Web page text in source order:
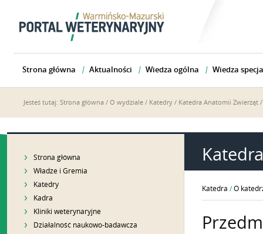
Strona główna Aktualności Wiedza ogólna Wiedza
Jesteś tutaj: Strona główna / O wydziale / Katedry / Katedra Anatomii Zwierząt
Strona główna
Władze i Gremia
Katedry
Kadra
Kliniki weterynaryjne
Działalność naukowo-badawcza
Katedra / O